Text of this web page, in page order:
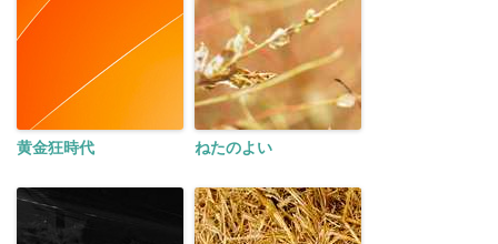
黄金狂時代 ねたのよい